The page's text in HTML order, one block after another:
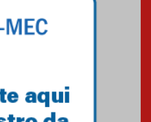
evento do HUEM
novidades sobre
e tratamentos contra
2026 prorroga
até 14 de agosto